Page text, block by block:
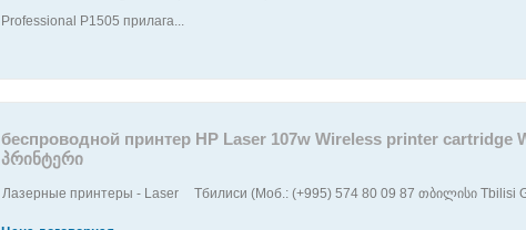
Professional P1505 прилага...
беспроводной принтер HP Laser 107w Wireless printer cartridge
პრინტერი
Лазерные принтеры - Laser Тбилиси (Моб.: (+995) 574 80 09 87 თბილისი Tbilisi